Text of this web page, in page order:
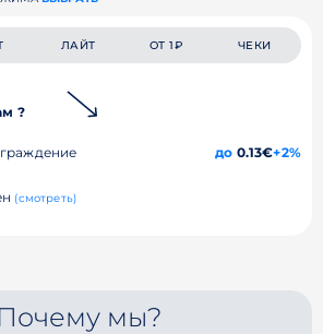
ЛАЙТ ОТ 1₽ ЧЕКИ
?
до 0.13€+2%
(смотреть)
Почему мы?